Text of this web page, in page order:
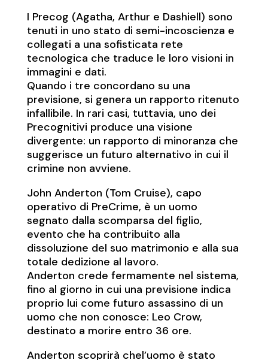
I Precog (Agatha, Arthur e Dashiell) sono
tenuti in uno stato di semi-incoscienza e
collegati a una sofisticata rete
tecnologica che traduce le loro visioni in
immagini e dati.
Quando i tre concordano su una
previsione, si genera un rapporto ritenuto
infallibile. In rari casi, tuttavia, uno dei
Precognitivi produce una visione
divergente: un rapporto di minoranza che
suggerisce un futuro alternativo in cui il
crimine non avviene.
John Anderton (Tom Cruise), capo
operativo di PreCrime, è un uomo
segnato dalla scomparsa del figlio,
evento che ha contribuito alla
dissoluzione del suo matrimonio e alla sua
totale dedizione al lavoro.
Anderton crede fermamente nel sistema,
fino al giorno in cui una previsione indica
proprio lui come futuro assassino di un
uomo che non conosce: Leo Crow,
destinato a morire entro 36 ore.
Anderton scoprirà chel’uomo è stato